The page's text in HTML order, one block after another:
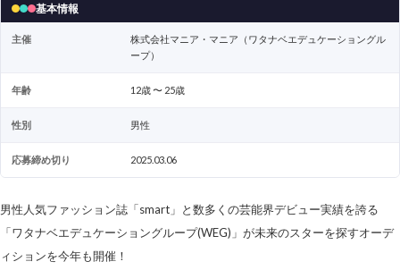
基本情報
主催
株式会社マニア・マニア（ワタナベエデュケーショングル
ープ）
年齢 12歳 〜 25歳
性別 男性
応募締め切り 2025.03.06
男性人気ファッション誌「smart」と数多くの芸能界デビュー実績を誇る
「ワタナベエデュケーショングループ(WEG)」が未来のスターを探すオーデ
ィションを今年も開催！